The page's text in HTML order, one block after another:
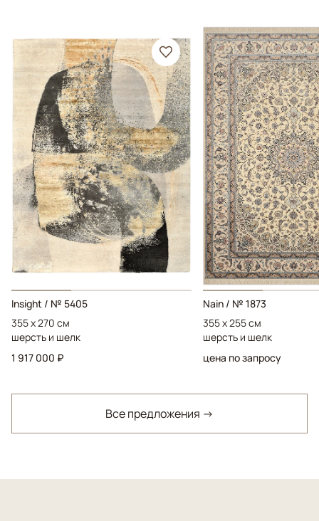
Insight / № 5405
355 x 270 см
шерсть и шелк
1 917 000 ₽
Nain / № 1873
355 x 255 см
шерсть и шелк
цена по запросу
Все предложения →